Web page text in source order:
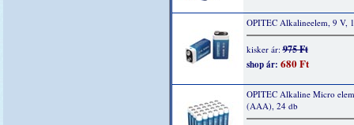
OPITEC Alkalineelem, 9 V,
kisker ár:975 Ft
shop ár: 680 Ft
OPITEC Alkaline Micro
(AAA), 24 db